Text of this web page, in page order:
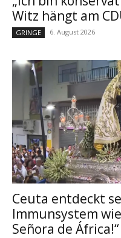
Witz hängt am
GRINGE 6. August 2026
Ceuta entdeckt
Immunsystem
Señora de África!“